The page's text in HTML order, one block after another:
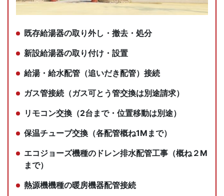
既存給湯器の取り外し・撤去・処分
新設給湯器の取り付け・設置
給湯・給水配管（追いだき配管）接続
ガス管接続（ガス可とう管交換は別途請求）
リモコン交換（2台まで・位置移動は別途）
保温チューブ交換（各配管概ね1Mまで）
エコジョーズ機種のドレン排水配管工事（概ね２M
まで）
熱源機機種の暖房機器配管接続